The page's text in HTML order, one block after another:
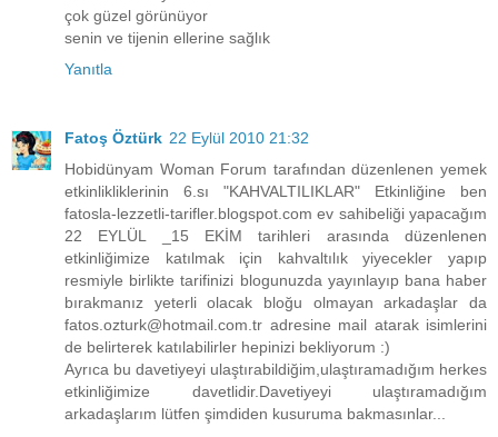
çok güzel görünüyor
senin ve tijenin ellerine sağlık
Yanıtla
Fatoş Öztürk 22 Eylül 2010 21:32
Hobidünyam Woman Forum tarafından düzenlenen yemek
etkinlikliklerinin 6.sı "KAHVALTILIKLAR" Etkinliğine ben
fatosla-lezzetli-tarifler.blogspot.com ev sahibeliği yapacağım
22 EYLÜL _15 EKİM tarihleri arasında düzenlenen
etkinliğimize katılmak için kahvaltılık yiyecekler yapıp
resmiyle birlikte tarifinizi blogunuzda yayınlayıp bana haber
bırakmanız yeterli olacak bloğu olmayan arkadaşlar da
fatos.ozturk@hotmail.com.tr adresine mail atarak isimlerini
de belirterek katılabilirler hepinizi bekliyorum :)
Ayrıca bu davetiyeyi ulaştırabildiğim,ulaştıramadığım herkes
etkinliğimize davetlidir.Davetiyeyi ulaştıramadığım
arkadaşlarım lütfen şimdiden kusuruma bakmasınlar...